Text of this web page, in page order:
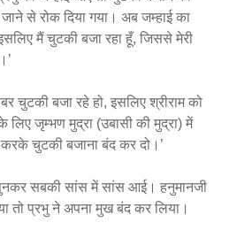
से रोक दिया गया। अब जम्हाई का
मैं चुटकी बजा रहा हूँ, जिससे मेरी
चुटकी बजा रहे हो, इसलिए श्रीराम को
लिए जृम्भण मुद्रा (उबासी की मुद्रा) में
चुटकी बजाना बंद कर दो।’
सुनकर सबकी सांस में सांस आई। हनुमानजी
तो प्रभु ने अपना मुख बंद कर लिया।